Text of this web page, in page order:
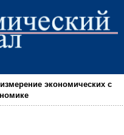
экономических с